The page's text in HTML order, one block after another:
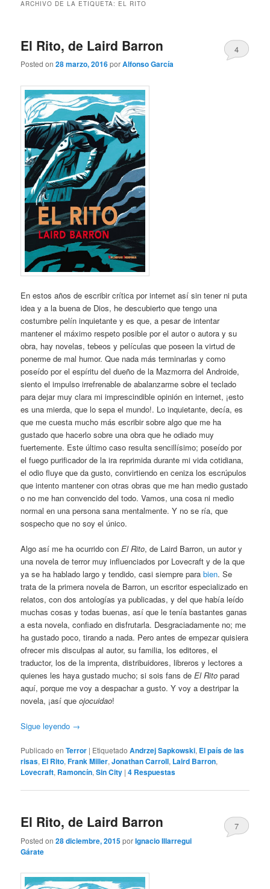
ARCHIVO DE LA ETIQUETA: EL RITO
El Rito, de Laird Barron
Posted on28 marzo, 2016porAlfonso García
4
En estos años de escribir crítica por internet así sin tener ni puta
idea y a la buena de Dios, he descubierto que tengo una
costumbre pelín inquietante y es que, a pesar de intentar
mantener el máximo respeto posible por el autor o autora y su
obra, hay novelas, tebeos y películas que poseen la virtud de
ponerme de mal humor. Que nada más terminarlas y como
poseído por el espíritu del dueño de la Mazmorra del Androide,
siento el impulso irrefrenable de abalanzarme sobre el teclado
para dejar muy clara mi imprescindible opinión en internet, ¡esto
es una mierda, que lo sepa el mundo!. Lo inquietante, decía, es
que me cuesta mucho más escribir sobre algo que me ha
gustado que hacerlo sobre una obra que he odiado muy
fuertemente. Este último caso resulta sencillísimo; poseído por
el fuego purificador de la ira reprimida durante mi vida cotidiana,
el odio fluye que da gusto, convirtiendo en ceniza los escrúpulos
que intento mantener con otras obras que me han medio gustado
o no me han convencido del todo. Vamos, una cosa ni medio
normal en una persona sana mentalmente. Y no se ría, que
sospecho que no soy el único.
Algo así me ha ocurrido conEl Rito, de Laird Barron, un autor y
una novela de terror muy influenciados por Lovecraft y de la que
ya se ha hablado largo y tendido, casi siempre parabien. Se
trata de la primera novela de Barron, un escritor especializado en
relatos, con dos antologías ya publicadas, y del que había leído
muchas cosas y todas buenas, así que le tenía bastantes ganas
a esta novela, confiado en disfrutarla. Desgraciadamente no; me
ha gustado poco, tirando a nada. Pero antes de empezar quisiera
ofrecer mis disculpas al autor, su familia, los editores, el
traductor, los de la imprenta, distribuidores, libreros y lectores a
quienes les haya gustado mucho; si sois fans deEl Rito parad
aquí, porque me voy a despachar a gusto. Y voy a destripar la
novela, ¡así queojocuidao!
Sigue leyendo →
Publicado en Terror | Etiquetado Andrzej Sapkowski, El país de las
risas, El Rito,Frank Miller,Jonathan Carroll, Laird Barron,
Lovecraft, Ramoncín,Sin City |4 Respuestas
El Rito, de Laird Barron
Posted on28 diciembre, 2015porIgnacio Illarregui
Gárate
7